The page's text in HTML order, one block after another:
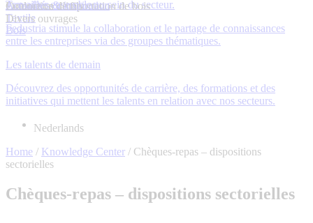
Production de fils
Textile
Commerce d’importation de bois
Divers ouvrages
Bois
Actualités & inspiration
Travailler ensemble au sein du secteur.
Fedustria stimule la collaboration et le partage de connaissances
entre les entreprises via des groupes thématiques.
Les talents de demain
Découvrez des opportunités de carrière, des formations et des
initiatives qui mettent les talents en relation avec nos secteurs.
Nederlands
Home / Knowledge Center / Chèques-repas – dispositions
sectorielles
Chèques-repas – dispositions sectorielles